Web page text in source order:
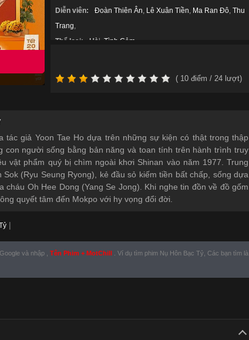
Diễn viên:
Đoàn Thiên Ân, Lê Xuân Tiền, Ma Ran Đô, Thu
Trang,
Thể loại:
Hài Tình Cảm
( 10điểm / 24lượt)
tác giả Yoon Tae Ho dựa trên những sự kiện có thật trong thập
con người sống bằng bản năng và toan tính trên hành trình truy
vật phẩm quý bị chìm ngoài khơi Shinan vào năm 1977. Trung
(Ryu Seung Ryong), kẻ đầu sỏ kiếm tiền bất chấp, sống dựa
cháu Oh Hee Dong (Yang Se Jong). Khi nghe tin đồn về đồ gốm
quyết tâm đến Mokpo với hy vọng đổi đời.
|
và nhập , Tên Phim + MotChill
. Ví dụ tìm phim Nụ Hôn Bạc Tỷ, Các bạn tìm là